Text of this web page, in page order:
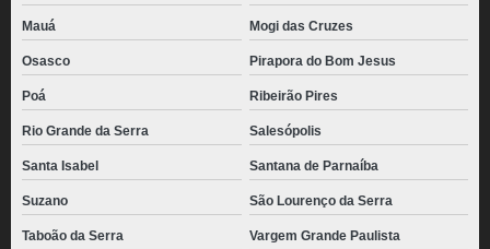
Mauá Mogi das Cruzes
Osasco Pirapora do Bom Jesus
Poá Ribeirão Pires
Rio Grande da Serra Salesópolis
Santa Isabel Santana de Parnaíba
Suzano São Lourenço da Serra
Taboão da Serra
Vargem Grande Paulista